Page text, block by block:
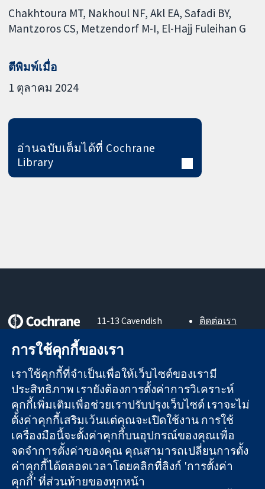
Chakhtoura MT Nakhoul NF Akl EA Safadi BY
Mantzoros CS Metzendorf M-I El-Hajj Fuleihan G
ตีพิมพ์เมื่อ
1 ตุลาคม 2024
อ่านฉบับเต็มได้ที่ Cochrane
Library
หลักฐานที่เชื่อถือ
ได้
สู่การตัดสินใจ
อย่างมีข้อมูล
เพื่อสุขภาพที่ดีขึ้น
11-13 Cavendish
London
United Kingdom
ติดต่อเรา
About us
ตำแหน่งงาน
Cochrane
Library
The Cochrane Collaboration เป็นองค์กรการกุศล (เลขที่ 1045921)
และบริษัทจำกัดโดยการค้ำประกัน (เลขที่ 03044323) ที่จดทะเบียน
ในอังกฤษและเวลส์ หมายเลขจดทะเบียนภาษีมูลค่าเพิ่ม GB 718
การใช้คุกกี้ของเรา
เราใช้คุกกี้ที่จำเป็นเพื่อให้เว็บไซต์ของเรามี
ประสิทธิภาพ เรายังต้องการตั้งค่าการวิเคราะห์
คุกกี้เพิ่มเติมเพื่อช่วยเราปรับปรุงเว็บไซต์ เราจะไม่
ตั้งค่าคุกกี้เสริมเว้นแต่คุณจะเปิดใช้งาน การใช้
เครื่องมือนี้จะตั้งค่าคุกกี้บนอุปกรณ์ของคุณเพื่อ
จดจำการตั้งค่าของคุณ คุณสามารถเปลี่ยนการตั้ง
ค่าคุกกี้ได้ตลอดเวลาโดยคลิกที่ลิงก์ 'การตั้งค่า
คุกกี้' ที่ส่วนท้ายของทุกหน้า